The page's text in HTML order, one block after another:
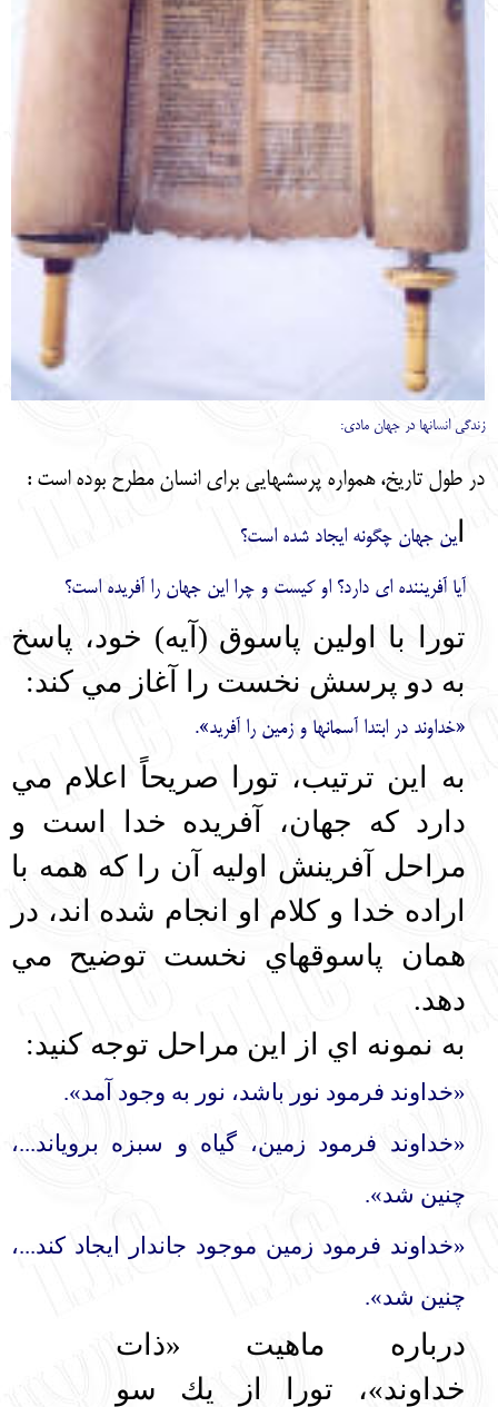
زندگي انسانها در جهان مادي:
در طول تاريخ، همواره پرسشهايي براي انسان مطرح بوده است :
اين جهان چگونه ايجاد شده است؟
آيا آفريننده اي دارد؟ او كيست و چرا اين جهان را آفريده است؟
تورا با اولين پاسوق (آيه) خود، پاسخ
به دو پرسش نخست را آغاز مي كند:
«خداوند در ابتدا آسمانها و زمين را آفريد».
به اين ترتيب، تورا صريحاً اعلام مي
دارد كه جهان، آفريده خدا است و
مراحل آفرينش اوليه آن را كه همه با
اراده خدا و كلام او انجام شده اند، در
همان پاسوقهاي نخست توضيح مي
دهد.
به نمونه اي از اين مراحل توجه كنيد:
«خداوند فرمود نور باشد، نور به وجود آمد».
«خداوند فرمود زمين، گياه و سبزه بروياند...،
چنين شد».
«خداوند فرمود زمين موجود جاندار ايجاد كند...،
چنين شد».
درباره ماهيت «ذات
خداوند»، تورا از يك سو